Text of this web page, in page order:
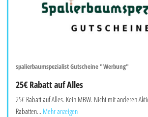
spalierbaumspezialist Gutscheine "Werbung"
25€ Rabatt auf Alles
25€ Rabatt auf Alles. Kein MBW. Nicht mit anderen
Rabatten... Mehr anzeigen